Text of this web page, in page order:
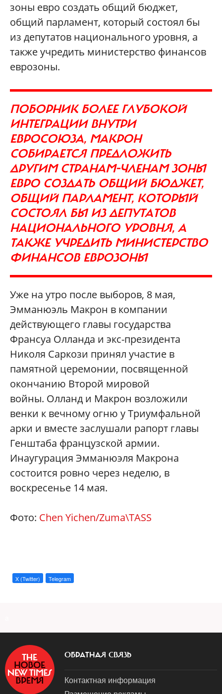
зоны евро создать общий бюджет,
общий парламент, который состоял бы
из депутатов национального уровня, а
также учредить министерство финансов
еврозоны.
ПОБОРНИК БОЛЕЕ ГЛУБОКОЙ
ИНТЕГРАЦИИ ВНУТРИ
ЕВРОСОЮЗА, МАКРОН
СОБИРАЕТСЯ ПРЕДЛОЖИТЬ
ДРУГИМ СТРАНАМ-ЧЛЕНАМ ЗОНЫ
ЕВРО СОЗДАТЬ ОБЩИЙ БЮДЖЕТ,
ОБЩИЙ ПАРЛАМЕНТ, КОТОРЫЙ
СОСТОЯЛ БЫ ИЗ ДЕПУТАТОВ
НАЦИОНАЛЬНОГО УРОВНЯ, А
ТАКЖЕ УЧРЕДИТЬ МИНИСТЕРСТВО
ФИНАНСОВ ЕВРОЗОНЫ
Уже на утро после выборов, 8 мая,
Эмманюэль Макрон в компании
действующего главы государства
Франсуа Олланда и экс-президента
Николя Саркози принял участие в
памятной церемонии, посвященной
окончанию Второй мировой
войны. Олланд и Макрон возложили
венки к вечному огню у Триумфальной
арки и вместе заслушали рапорт главы
Генштаба французской армии.
Инаугурация Эмманюэля Макрона
состоится ровно через неделю, в
воскресенье 14 мая.
Фото: Chen Yichen/Zuma\TASS
X (Twitter) Telegram
ОБРАТНАЯ СВЯЗЬ
Контактная информация